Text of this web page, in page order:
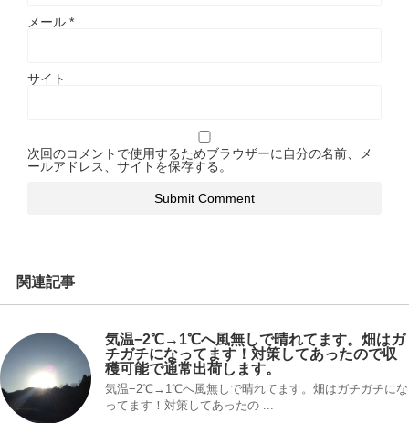
メール *
サイト
次回のコメントで使用するためブラウザーに自分の名前、メ
ールアドレス、サイトを保存する。
関連記事
気温−2℃→1℃へ風無しで晴れてます。畑はガ
チガチになってます！対策してあったので収
穫可能で通常出荷します。
気温−2℃→1℃へ風無しで晴れてます。畑はガチガチにな
ってます！対策してあったの ...